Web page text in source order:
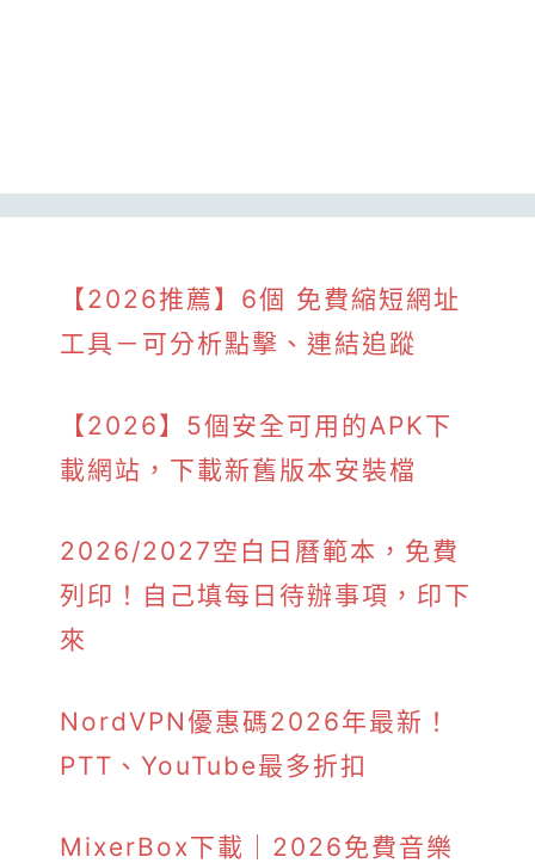
【2026推薦】6個 免費縮短網址
工具－可分析點擊、連結追蹤
【2026】5個安全可用的APK下
載網站，下載新舊版本安裝檔
2026/2027空白日曆範本，免費
列印！自己填每日待辦事項，印下
來
NordVPN優惠碼2026年最新！
PTT、YouTube最多折扣
MixerBox下載｜2026免費音樂